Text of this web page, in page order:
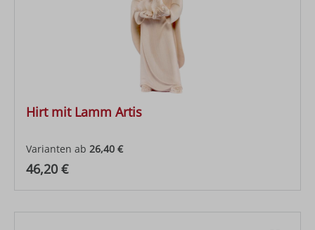
Hirt mit Lamm Artis
Varianten ab 26,40 €
Regulärer Preis:
46,20 €